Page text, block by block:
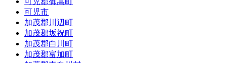
可児市
加茂郡川辺町
加茂郡坂祝町
加茂郡白川町
加茂郡富加町